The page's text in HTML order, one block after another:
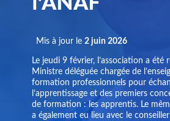
l’ANAF
Mis à jour le 2 juin 2026
Le jeudi 9 février, l’association a été
Ministre déléguée chargée de
formation professionnels pour
l’apprentissage et des premiers
de formation : les apprentis. Le
a également eu lieu avec le